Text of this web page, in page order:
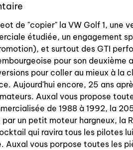
de "copier" la VW Golf 1, une
étudiée, un engagement
et surtout des GTI
pour son deuxième
pour coller au mieux à
Aujourd'hui encore, 25 ans
Auxal vous propose
de 1988 à 1992, la
par un petit moteur hargneux,
qui ravira tous les pilotes
Auxal vous porpose toutes les